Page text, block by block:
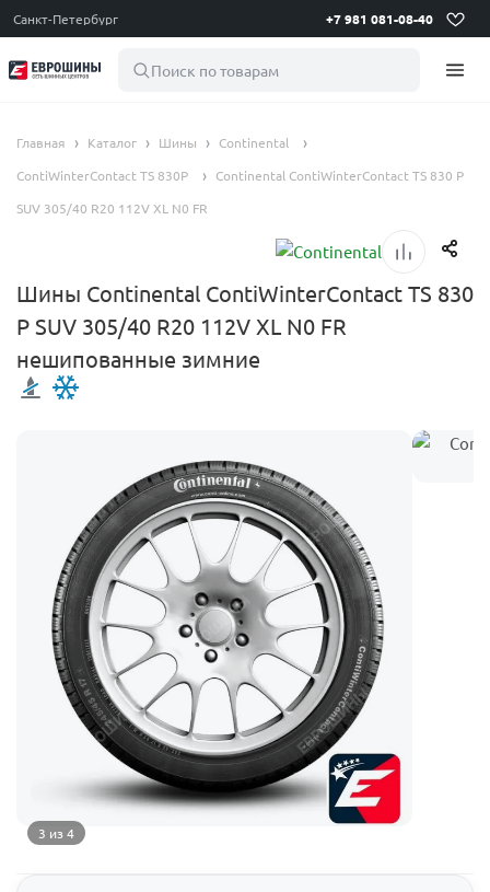
Санкт-Петербург +7 981 081-08-40
Поиск по товарам
Главная Каталог Шины
Continental
ContiWinterContact TS 830P
Continental ContiWinterContact TS 830 P
SUV 305/40 R20 112V XL N0 FR
Шины Continental ContiWinterContact TS 830
P SUV 305/40 R20 112V XL N0 FR
нешипованные зимние
3 из 4